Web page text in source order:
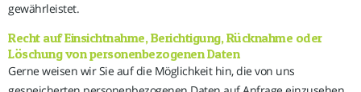
gewährleistet.
Recht auf Einsichtnahme, Berichtigung, Rücknahme oder
Löschung von personenbezogenen Daten
Gerne weisen wir Sie auf die Möglichkeit hin, die von uns